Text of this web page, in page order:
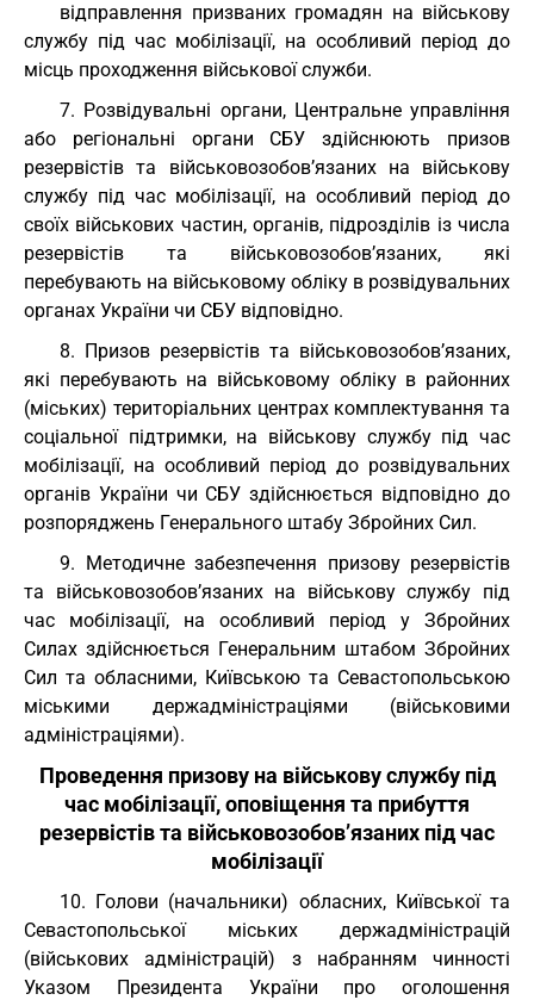
відправлення призваних громадян на військову
службу під час мобілізації, на особливий період до
місць проходження військової служби.
7. Розвідувальні органи, Центральне управління
або регіональні органи СБУ здійснюють призов
резервістів та військовозобов’язаних на військову
службу під час мобілізації, на особливий період до
своїх військових частин, органів, підрозділів із числа
резервістів та військовозобов’язаних, які
перебувають на військовому обліку в розвідувальних
органах України чи СБУ відповідно.
8. Призов резервістів та військовозобов’язаних,
які перебувають на військовому обліку в районних
(міських) територіальних центрах комплектування та
соціальної підтримки, на військову службу під час
мобілізації, на особливий період до розвідувальних
органів України чи СБУ здійснюється відповідно до
розпоряджень Генерального штабу Збройних Сил.
9. Методичне забезпечення призову резервістів
та військовозобов’язаних на військову службу під
час мобілізації, на особливий період у Збройних
Силах здійснюється Генеральним штабом Збройних
Сил та обласними, Київською та Севастопольською
міськими держадміністраціями (військовими
адміністраціями).
Проведення призову на військову службу під
час мобілізації, оповіщення та прибуття
резервістів та військовозобов’язаних під час
мобілізації
10. Голови (начальники) обласних, Київської та
Севастопольської міських держадміністрацій
(військових адміністрацій) з набранням чинності
Указом Президента України про оголошення